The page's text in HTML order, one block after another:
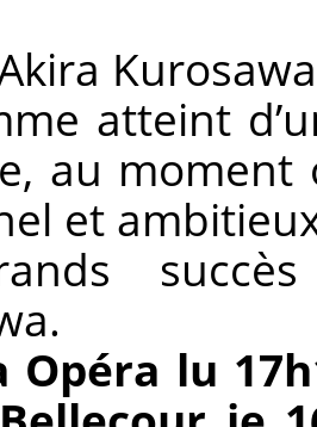
atteint
au moment
et
Opéra lu